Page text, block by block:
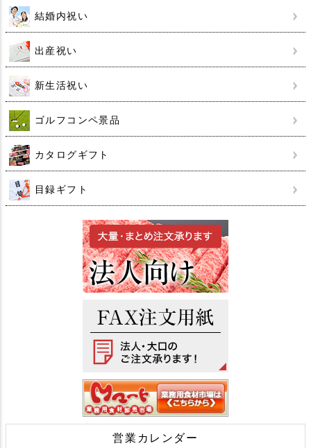
結婚内祝い
出産祝い
新生活祝い
ゴルフコンペ景品
カタログギフト
目録ギフト
営業カレンダー